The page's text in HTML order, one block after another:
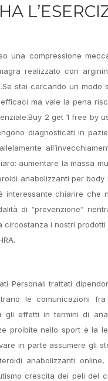
una compressione
realizzato con
stai cercando un modo
ma vale la pena
2 get 1 free by
diagnosticati in
aumentare la massa
anabolizzanti per body
interessante chiarire che
di “prevenzione”
circostanza i nostri prodotti
Personali trattati
le comunicazioni fra
gli effetti in termini di
proibite nello sport è la
in parte assumere gli
anabolizzanti online,
crescita dei peli del